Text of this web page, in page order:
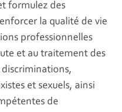
formulez des
la qualité de vie
professionnelles
et au traitement des
discriminations,
et sexuels, ainsi
de